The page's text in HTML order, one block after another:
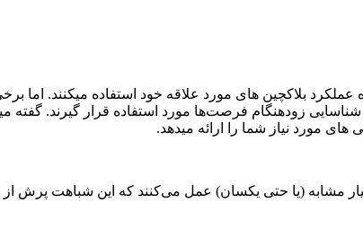
بلاکچین های مورد علاقه خود استفاده میکنند. اما
زودهنگام فرصت‌ها مورد استفاده قرار گیرند.
های مورد نیاز شما را ارائه میدهد.
مشابه (یا حتی یکسان) عمل می‌کنند که این شباهت پرش